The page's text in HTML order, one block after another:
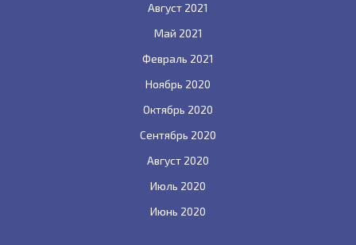
Август 2021
Май 2021
Февраль 2021
Ноябрь 2020
Октябрь 2020
Сентябрь 2020
Август 2020
Июль 2020
Июнь 2020